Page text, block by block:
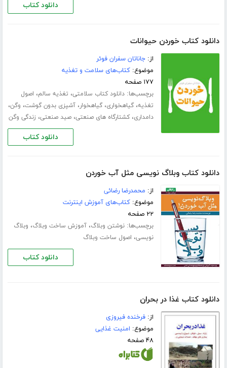
دانلود کتاب
دانلود کتاب خوردن حیوانات
از:جاناتان سفران فوئر
موضوع:کتاب‌های سلامت و تغذیه
۱۷۷ صفحه
برچسب‌ها:دانلود کتاب سلامتی، تغذیه سالم، اصول
تغذیه،گیاهخواری،گیاهخوار،آشپزی بدون گوشت، وگن،
دامداری،کشتارگاه های صنعتی،صید صنعتی، زندگی وگن
دانلود کتاب
دانلود کتاب وبلاگ نویسی مثل آب خوردن
از: محمدرضا رضائی
موضوع:کتاب‌های آموزش اینترنت
۲۲ صفحه
برچسب‌ها:نوشتن وبلاگ،آموزش ساخت وبلاگ، وبلاگ
نویسی، اصول ساخت وبلاگ
دانلود کتاب
دانلود کتاب غذا در بحران
از:فرخنده فیروزی
موضوع: امنیت غذایی
۴۸ صفحه